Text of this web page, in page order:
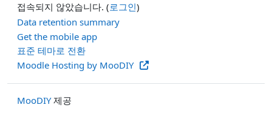
접속되지 않았습니다. (로그인)
Data retention summary
Get the mobile app
표준 테마로 전환
Moodle Hosting by MooDIY
MooDIY제공